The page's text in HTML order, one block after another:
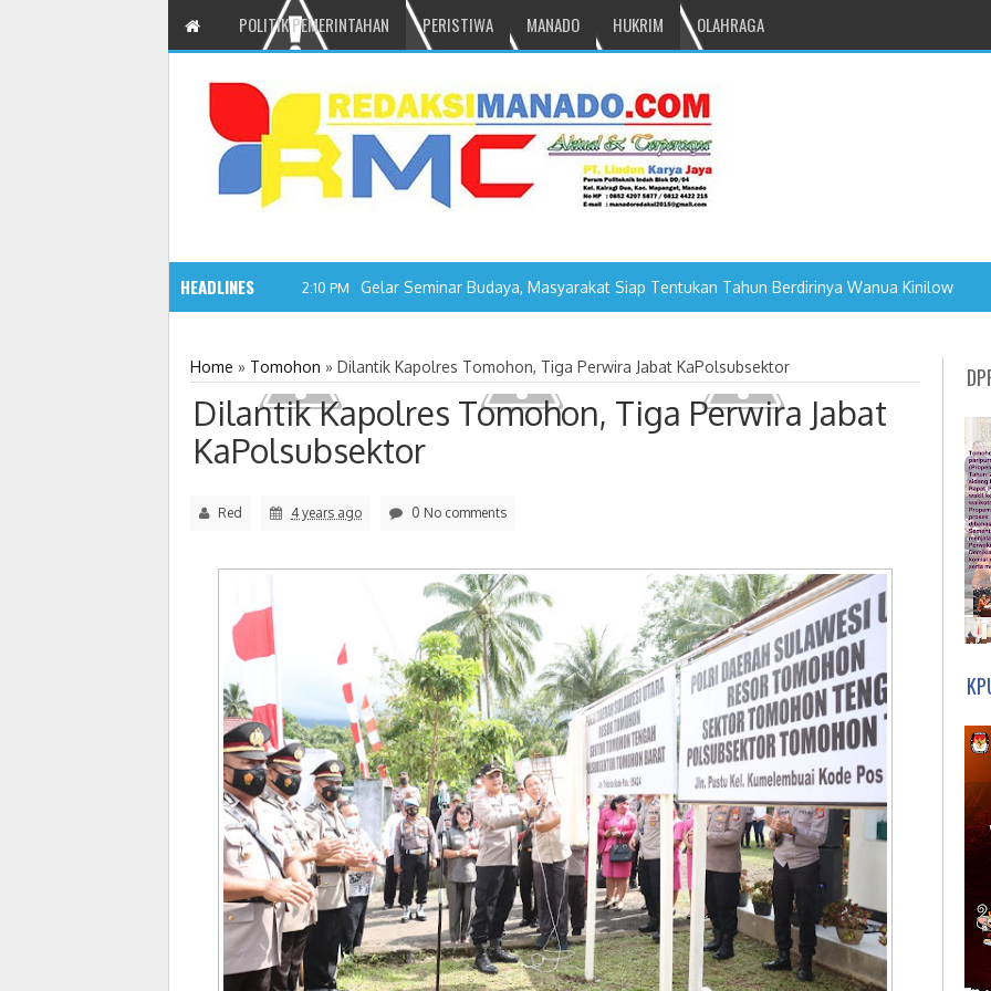
POLITIK PEMERINTAHAN PERISTIWA MANADO HUKRIM OLAHRAGA
HEADLINES 12:37 PM
Home » Tomohon » Dilantik Kapolres Tomohon, Tiga Perwira Jabat KaPolsubsektor
Dilantik Kapolres Tomohon, Tiga Perwira Jabat
KaPolsubsektor
Red 4 years ago 0 No comments